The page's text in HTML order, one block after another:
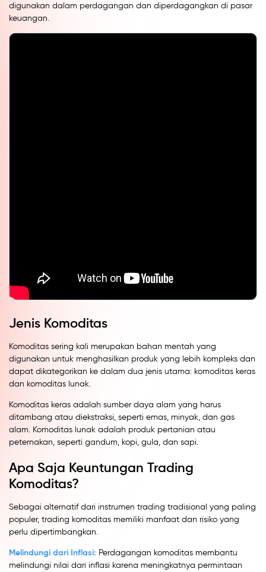
digunakan dalam perdagangan dan diperdagangkan di pasar
keuangan.
Jenis Komoditas
Komoditas sering kali merupakan bahan mentah yang
digunakan untuk menghasilkan produk yang lebih kompleks dan
dapat dikategorikan ke dalam dua jenis utama: komoditas keras
dan komoditas lunak.
Komoditas keras adalah sumber daya alam yang harus
ditambang atau diekstraksi, seperti emas, minyak, dan gas
alam. Komoditas lunak adalah produk pertanian atau
peternakan, seperti gandum, kopi, gula, dan sapi.
Apa Saja Keuntungan Trading
Komoditas?
Sebagai alternatif dari instrumen trading tradisional yang paling
populer, trading komoditas memiliki manfaat dan risiko yang
perlu dipertimbangkan.
Melindungi dari Inflasi: Perdagangan komoditas membantu
melindungi nilai dari inflasi karena meningkatnya permintaan